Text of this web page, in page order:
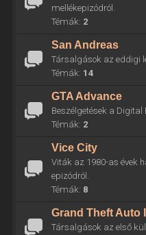
mellékepizódról.
Témák: 2
San Andreas
Társalgások az eddigi
Témák: 14
GTA Advance
Beszélgetések a Digital
Témák: 2
Vice City
Viták az 1980-as évek
epizódról.
Témák: 8
Grand Theft Auto III
Társalgások az első